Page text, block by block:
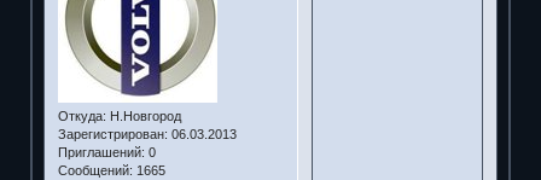
Откуда: Н.Новгород
Зарегистрирован: 06.03.2013
Приглашений: 0
Сообщений: 1665